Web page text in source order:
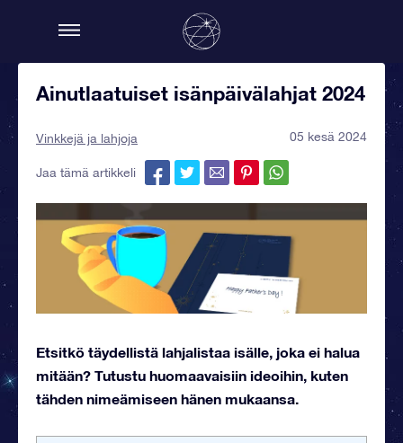
Ainutlaatuiset isänpäivälahjat 2024
Vinkkejä ja lahjoja 05 kesä 2024
Jaa tämä artikkeli
Etsitkö täydellistä lahjalistaa isälle, joka ei halua
mitään? Tutustu huomaavaisiin ideoihin, kuten
tähden nimeämiseen hänen mukaansa.